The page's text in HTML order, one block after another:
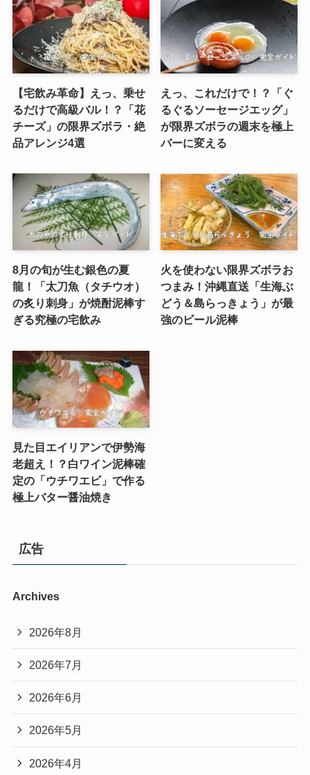
【宅飲み革命】えっ、乗せ
るだけで高級バル！？「花
チーズ」の限界ズボラ・絶
品アレンジ4選
えっ、これだけで！？「ぐ
るぐるソーセージエッグ」
が限界ズボラの週末を極上
バーに変える
8月の旬が生む銀色の夏
龍！「太刀魚（タチウオ）
の炙り刺身」が焼酎泥棒す
ぎる究極の宅飲み
火を使わない限界ズボラお
つまみ！沖縄直送「生海ぶ
どう＆島らっきょう」が最
強のビール泥棒
見た目エイリアンで伊勢海
老超え！？白ワイン泥棒確
定の「ウチワエビ」で作る
極上バター醤油焼き
広告
Archives
2026年8月
2026年7月
2026年6月
2026年5月
2026年4月